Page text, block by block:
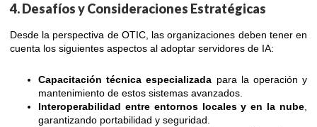
4. Desafíos y Consideraciones Estratégicas
Desde la perspectiva de OTIC, las organizaciones deben tener en
cuenta los siguientes aspectos al adoptar servidores de IA:
Capacitación técnica especializada para la operación y
mantenimiento de estos sistemas avanzados.
Interoperabilidad entre entornos locales y en la nube,
garantizando portabilidad y seguridad.